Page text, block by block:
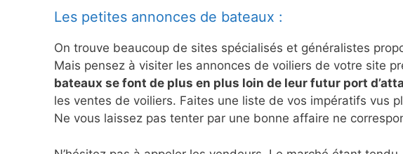
Les petites annonces de bateaux :
On trouve beaucoup de sites spécialisés et généralistes
Mais pensez à visiter les annonces de voiliers de votre site
bateaux se font de plus en plus loin de leur futur port
les ventes de voiliers. Faites une liste de vos impératifs vus
Ne vous laissez pas tenter par une bonne affaire ne